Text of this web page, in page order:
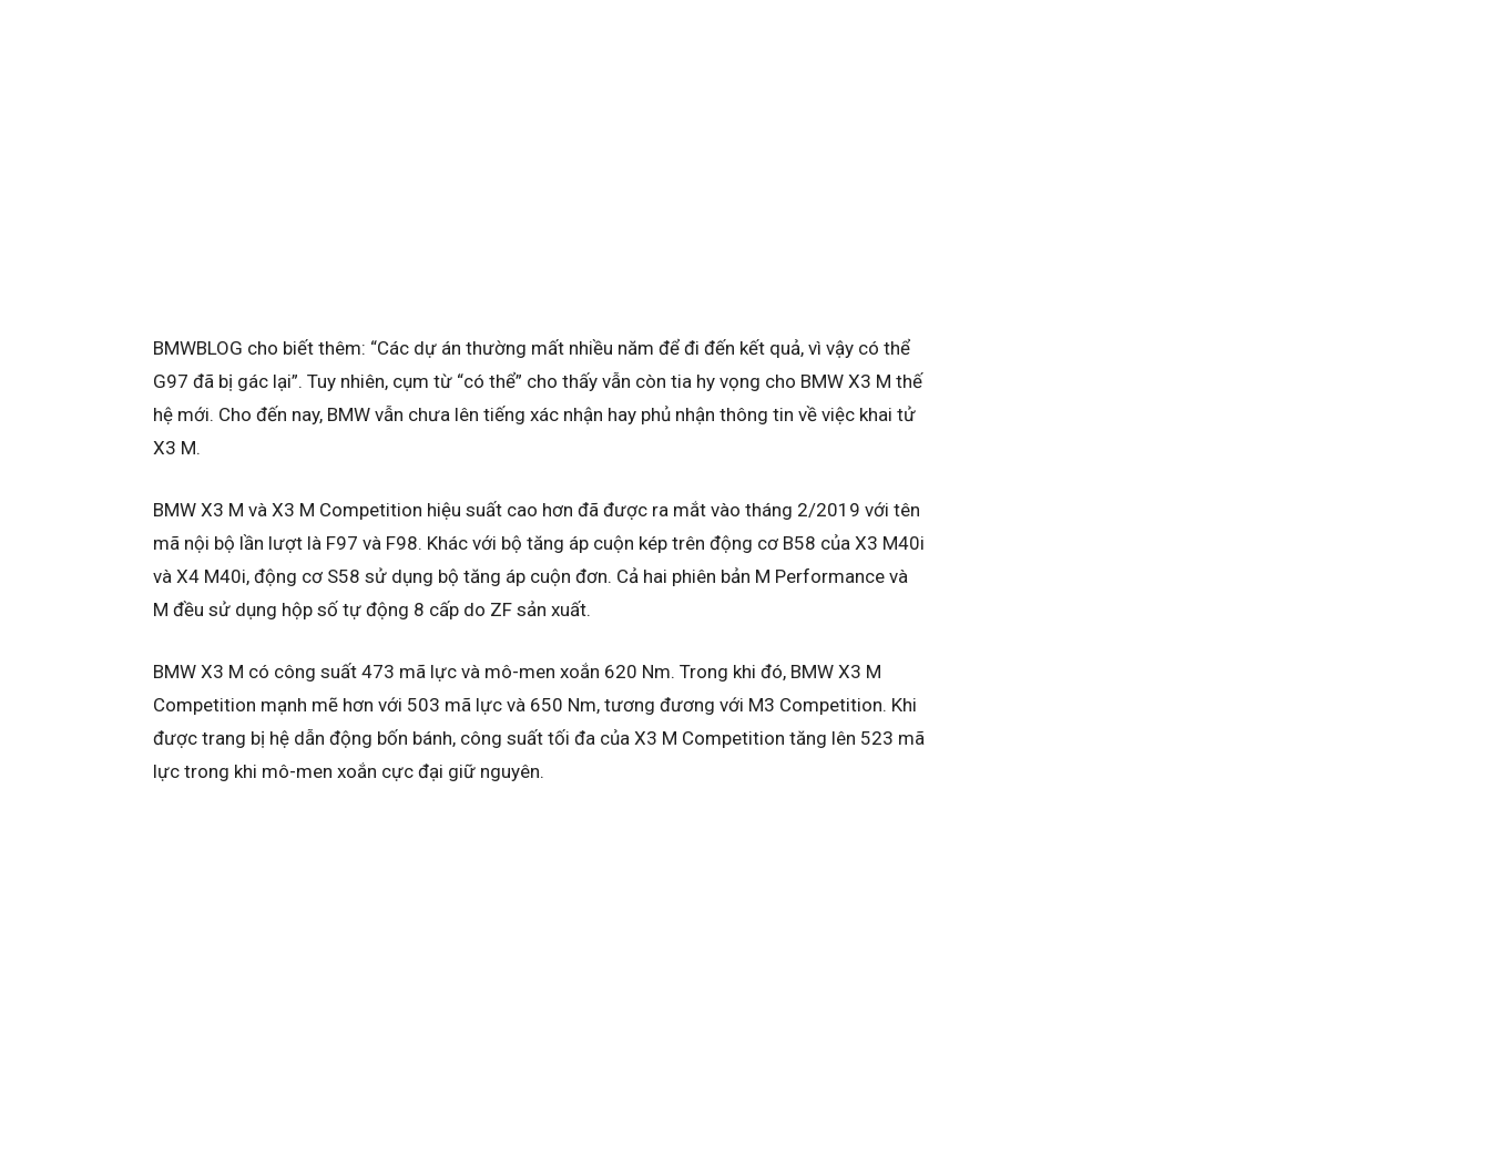
BMWBLOG cho biết thêm: “Các dự án thường mất nhiều năm để đi đến kết quả, vì vậy có thể
G97 đã bị gác lại”. Tuy nhiên, cụm từ “có thể” cho thấy vẫn còn tia hy vọng cho BMW X3 M thế
hệ mới. Cho đến nay, BMW vẫn chưa lên tiếng xác nhận hay phủ nhận thông tin về việc khai tử
X3 M.
BMW X3 M và X3 M Competition hiệu suất cao hơn đã được ra mắt vào tháng 2/2019 với tên
mã nội bộ lần lượt là F97 và F98. Khác với bộ tăng áp cuộn kép trên động cơ B58 của X3 M40i
và X4 M40i, động cơ S58 sử dụng bộ tăng áp cuộn đơn. Cả hai phiên bản M Performance và
M đều sử dụng hộp số tự động 8 cấp do ZF sản xuất.
BMW X3 M có công suất 473 mã lực và mô-men xoắn 620 Nm. Trong khi đó, BMW X3 M
Competition mạnh mẽ hơn với 503 mã lực và 650 Nm, tương đương với M3 Competition. Khi
được trang bị hệ dẫn động bốn bánh, công suất tối đa của X3 M Competition tăng lên 523 mã
lực trong khi mô-men xoắn cực đại giữ nguyên.